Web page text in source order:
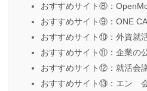
おすすめサイト⑧：
おすすめサイト⑨：ONE
おすすめサイト⑩：外資就
おすすめサイト⑪：企業の
おすすめサイト⑫：就活会
おすすめサイト⑬：エン